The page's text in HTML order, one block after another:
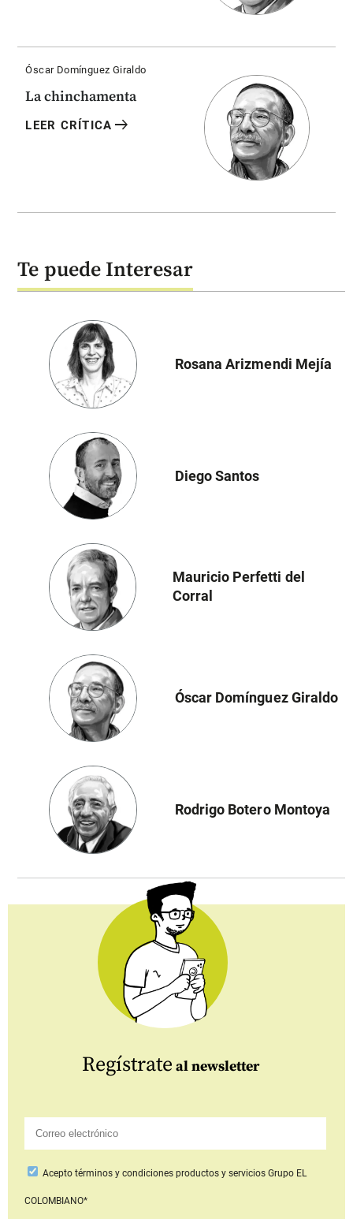
Óscar Domínguez Giraldo
La chinchamenta
LEER CRÍTICA arrow_right_alt
Te puede Interesar
Rosana Arizmendi Mejía
Diego Santos
Mauricio Perfetti del
Corral
Óscar Domínguez Giraldo
Rodrigo Botero Montoya
Regístrate al newsletter
Aceptotérminos y condiciones productos y serviciosGrupo EL
COLOMBIANO*